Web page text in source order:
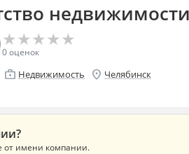
★
★★
★★
★★
★★
★
0оценок
enterprise Недвижимость location_on Челябинск
от имени компании.